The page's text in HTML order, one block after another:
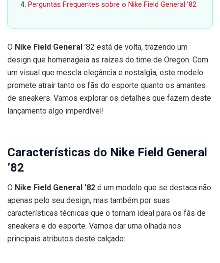
Perguntas Frequentes sobre o Nike Field General ’82
O Nike Field General ’82 está de volta, trazendo um
design que homenageia as raízes do time de Oregon. Com
um visual que mescla elegância e nostalgia, este modelo
promete atrair tanto os fãs do esporte quanto os amantes
de sneakers. Vamos explorar os detalhes que fazem deste
lançamento algo imperdível!
Características do Nike Field General
’82
O Nike Field General ’82 é um modelo que se destaca não
apenas pelo seu design, mas também por suas
características técnicas que o tornam ideal para os fãs de
sneakers e do esporte. Vamos dar uma olhada nos
principais atributos deste calçado: